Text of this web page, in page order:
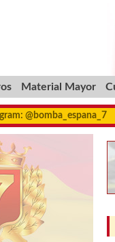
Material Mayor
@bomba_espana_7